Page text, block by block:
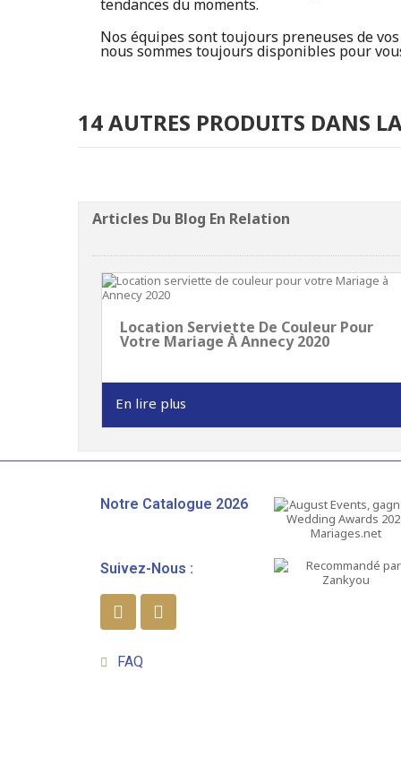
tendances du moments.
Nos équipes sont toujours preneuses de
nous sommes toujours disponibles pour
14 AUTRES PRODUITS DANS
Articles Du Blog En Relation
Location Serviette De Couleur Pour
Votre Mariage À Annecy 2020
En lire plus
Notre Catalogue 2026
Suivez-Nous :
FAQ